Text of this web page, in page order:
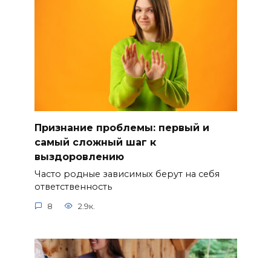
Признание проблемы: первый и
самый сложный шаг к
выздоровлению
Часто родные зависимых берут на себя
ответственность
8 2.9к.